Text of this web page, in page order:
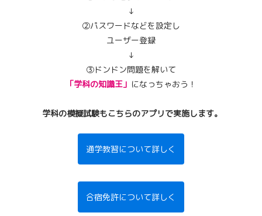
↓
②パスワードなどを設定し
ユーザー登録
↓
③ドンドン問題を解いて
「学科の知識王」 になっちゃおう！
学科の模擬試験もこちらのアプリで実施します。
通学教習について詳しく
合宿免許について詳しく